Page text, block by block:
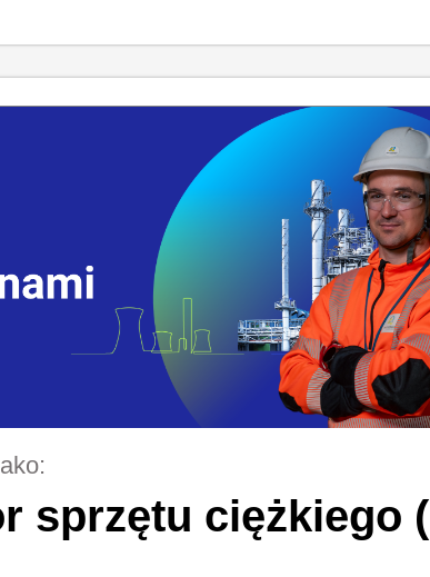
sprzętu ciężkiego